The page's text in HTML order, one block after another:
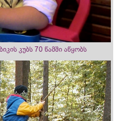
კუბს 70 წამში აწყობს